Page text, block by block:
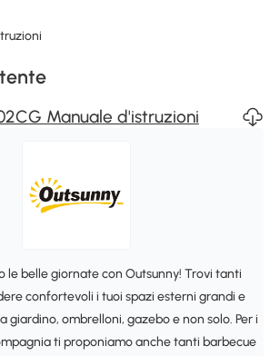
Manuale d'istruzioni
le belle giornate con Outsunny! Trovi tanti
confortevoli i tuoi spazi esterni grandi e
giardino, ombrelloni, gazebo e non solo. Per i
ti proponiamo anche tanti barbecue